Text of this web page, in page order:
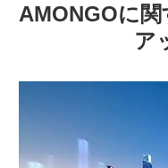
AMONGOに
ア